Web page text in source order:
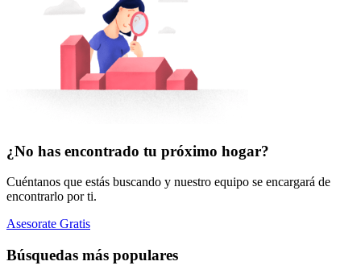
¿No has encontrado tu próximo hogar?
Cuéntanos que estás buscando y nuestro equipo se encargará de
encontrarlo por ti.
Asesorate Gratis
Búsquedas más populares